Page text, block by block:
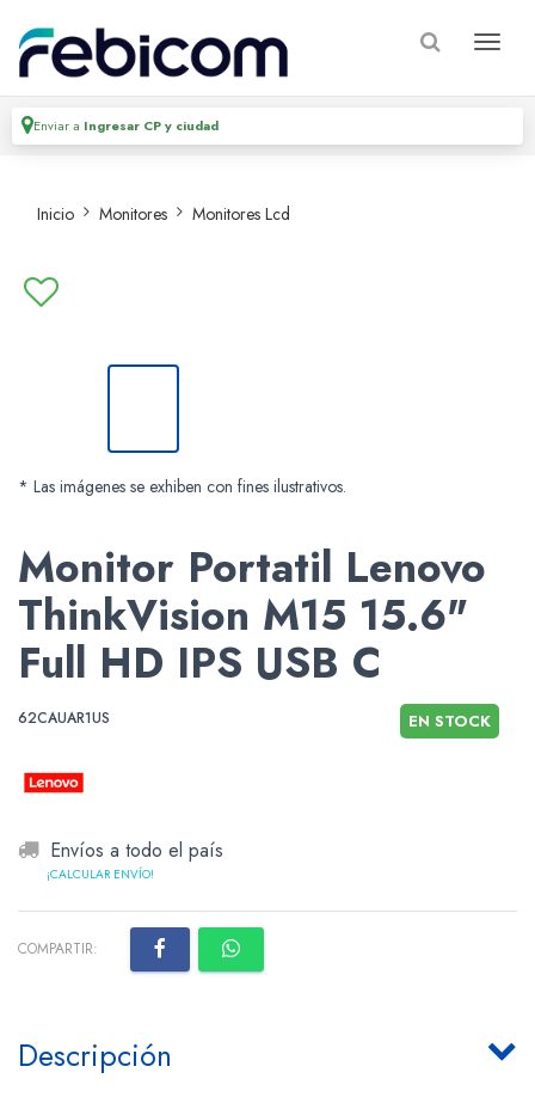
Enviar a Ingresar CP y ciudad
Inicio Monitores Monitores Lcd
* Las imágenes se exhiben con fines ilustrativos.
Monitor Portatil Lenovo
ThinkVision M15 15.6"
Full HD IPS USB C
62CAUAR1US EN STOCK
Envíos a todo el país
¡CALCULAR ENVÍO!
COMPARTIR:
Descripción